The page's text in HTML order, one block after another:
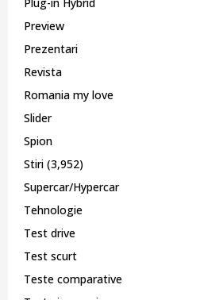
Preview
Prezentari
Revista
Romania my love
Slider
Spion
Stiri (3,952)
Supercar/Hypercar
Tehnologie
Test drive
Test scurt
Teste comparative